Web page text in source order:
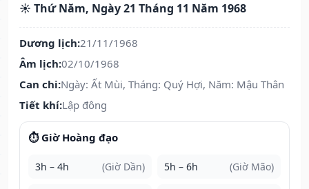
☀️ Thứ Năm, Ngày 21 Tháng 11 Năm 1968
Dương lịch:21/11/1968
Âm lịch:02/10/1968
Can chi:Ngày: Ất Mùi, Tháng: Quý Hợi, Năm: Mậu Thân
Tiết khí:Lập đông
⏱️ Giờ Hoàng đạo
3h – 4h (Giờ Dần) 5h – 6h (Giờ Mão)